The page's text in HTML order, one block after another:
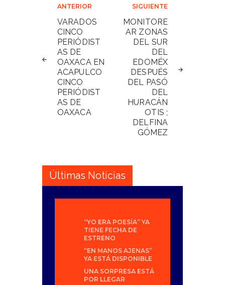
Navegación
de
entradas
ANTERIOR
VARADOS
CINCO
PERIÓDIST
AS DE
OAXACA EN
ACAPULCO
CINCO
PERIÓDIST
AS DE
OAXACA
SIGUIENTE
MONITORE
AR ZONAS
DEL SUR
DEL
EDOMÉX
DESPUÉS
DEL PASÓ
DEL
HURACÁN
OTIS ;
DELFINA
GÓMEZ
Últimas Noticias
“YO ERA POESÍA” YA
TIENE FECHA DE
ESTRENO
“EN MANOS AJENAS”
YA ESTÁ DISPONIBLE
UNA SORPRESA ESTÁ
POR LLEGAR